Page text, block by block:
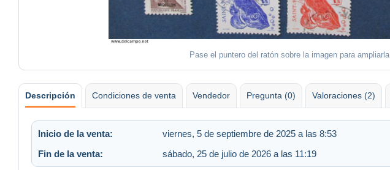
Pase el puntero del ratón sobre la imagen para ampliarla
Descripción Condiciones de venta Vendedor Pregunta (0) Valoraciones (2)
Inicio de la venta: viernes, 5 de septiembre de 2025 a las 8:53
Fin de la venta:
sábado, 25 de julio de 2026 a las 11:19